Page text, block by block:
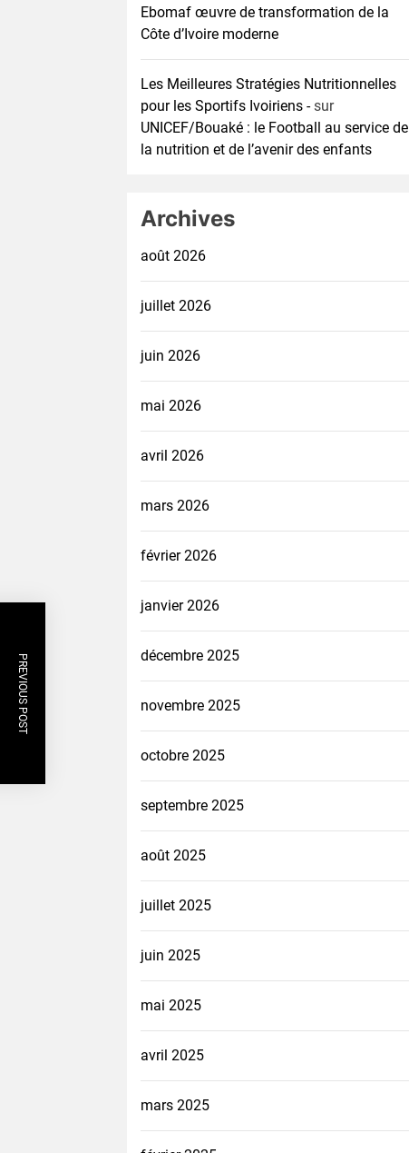
PREVIOUS POST
Ebomaf œuvre de transformation de la
Côte d’Ivoire moderne
Les Meilleures Stratégies Nutritionnelles
pour les Sportifs Ivoiriens -sur
UNICEF/Bouaké : le Football au service de
la nutrition et de l’avenir des enfants
Archives
août 2026
juillet 2026
juin 2026
mai 2026
avril 2026
mars 2026
février 2026
janvier 2026
décembre 2025
novembre 2025
octobre 2025
septembre 2025
août 2025
juillet 2025
juin 2025
mai 2025
avril 2025
mars 2025